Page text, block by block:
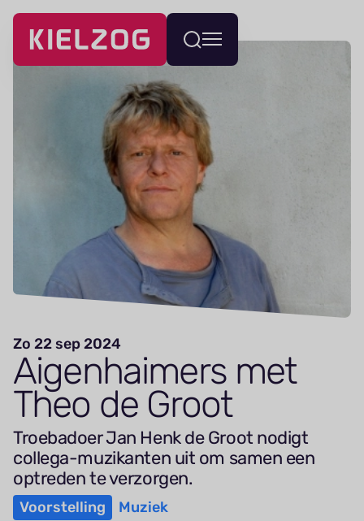
Navigatie
overslaan
Wissel
menu
Zo 22 sep 2024
Aigen­haimers met
Theo de Groot
Troebadoer Jan Henk de Groot nodigt
collega-muzikanten uit om samen een
optreden te verzorgen.
Voorstelling Muziek